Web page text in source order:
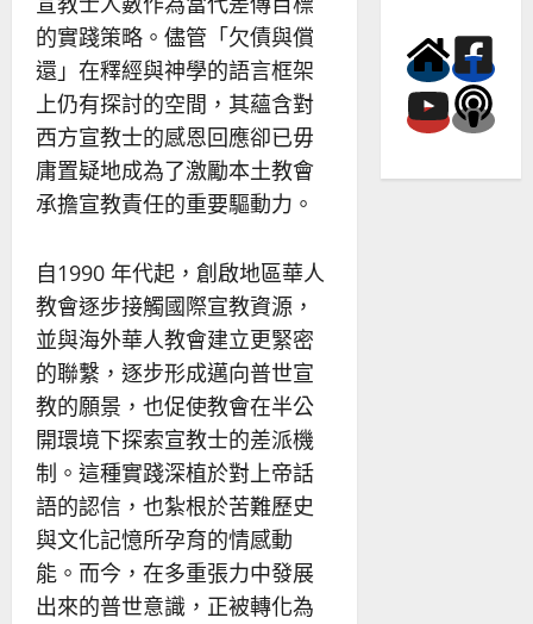
的實踐策略。儘管「欠債與償
還」在釋經與神學的語言框架
上仍有探討的空間，其蘊含對
西方宣教士的感恩回應卻已毋
庸置疑地成為了激勵本土教會
承擔宣教責任的重要驅動力。
自1990 年代起，創啟地區華人
教會逐步接觸國際宣教資源，
並與海外華人教會建立更緊密
的聯繫，逐步形成邁向普世宣
教的願景，也促使教會在半公
開環境下探索宣教士的差派機
制。這種實踐深植於對上帝話
語的認信，也紮根於苦難歷史
與文化記憶所孕育的情感動
能。而今，在多重張力中發展
出來的普世意識，正被轉化為